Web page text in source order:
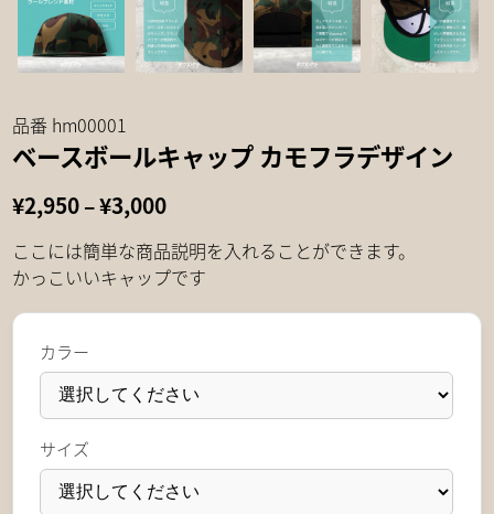
品番 hm00001
ベースボールキャップ カモフラデザイン
¥2,950–¥3,000価
格
帯:
ここには簡単な商品説明を入れることができます。
かっこいいキャップです
カラー
サイズ